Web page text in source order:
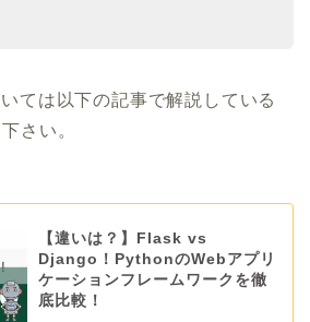
ては以下の記事で解説している
さい。
【違いは？】Flask vs
Django！PythonのWebアプリ
ケーションフレームワークを徹
底比較！